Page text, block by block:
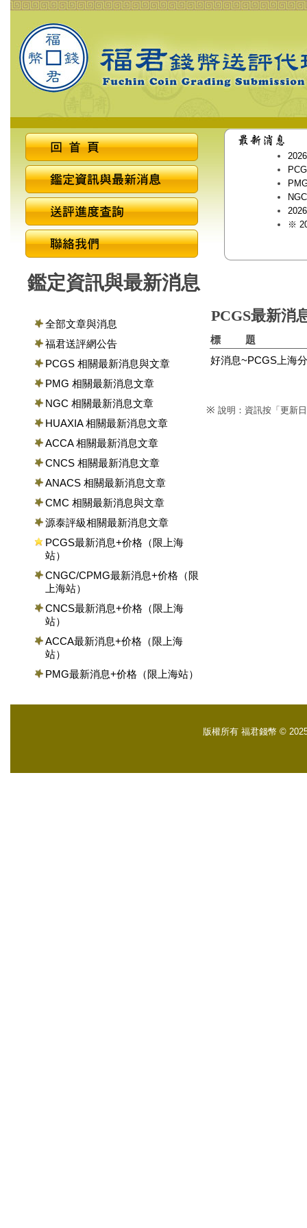
※
鑑定資訊與最新消息
全部文章與消息
福君送評網公告
PCGS 相關最新消息與文章
PMG 相關最新消息文章
NGC 相關最新消息文章
HUAXIA 相關最新消息文章
ACCA 相關最新消息文章
CNCS 相關最新消息文章
ANACS 相關最新消息文章
CMC 相關最新消息與文章
源泰評級相關最新消息文章
PCGS最新消息+价格（限上海
站）
CNGC/CPMG最新消息+价格（限
上海站）
CNCS最新消息+价格（限上海
站）
ACCA最新消息+价格（限上海
站）
PMG最新消息+价格（限上海站）
PCGS最新消
標 題
好消息~PCGS上海
※ 說明：資訊按「更新
版權所有 福君錢幣 ©